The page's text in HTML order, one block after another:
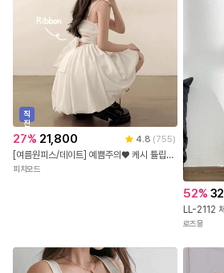
직
진
배
송
27% 21,800 4.8 (755)
[여름원피스/데이트] 예쁨주의♥ 케시 튤립 팅커벨 미니 나시 원피스 (2color)
피치모드
52%
LL-2112
로즈몽